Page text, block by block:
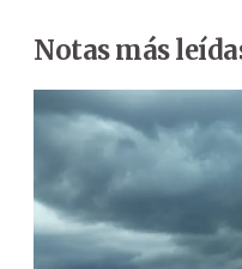
Notas más